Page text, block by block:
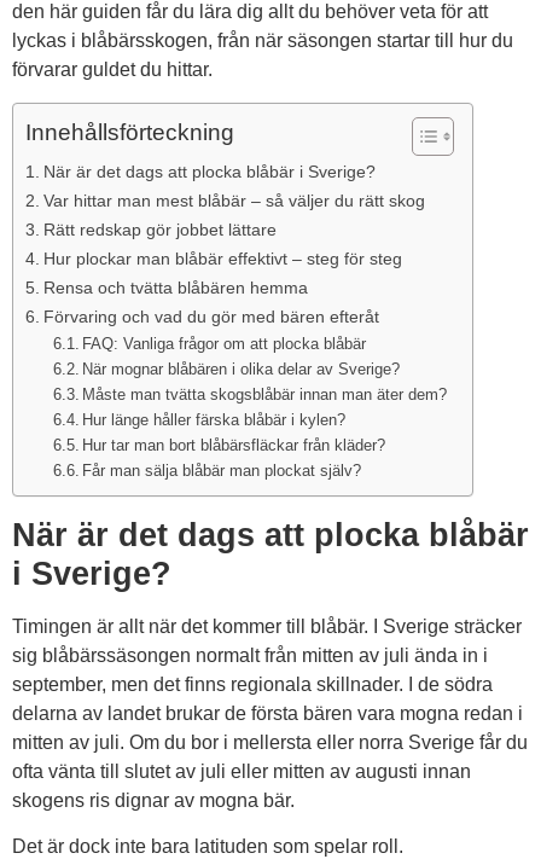
den här guiden får du lära dig allt du behöver veta för att
lyckas i blåbärsskogen, från när säsongen startar till hur du
förvarar guldet du hittar.
Innehållsförteckning
När är det dags att plocka blåbär i Sverige?
Var hittar man mest blåbär – så väljer du rätt skog
Rätt redskap gör jobbet lättare
Hur plockar man blåbär effektivt – steg för steg
Rensa och tvätta blåbären hemma
Förvaring och vad du gör med bären efteråt
FAQ: Vanliga frågor om att plocka blåbär
När mognar blåbären i olika delar av Sverige?
Måste man tvätta skogsblåbär innan man äter dem?
Hur länge håller färska blåbär i kylen?
Hur tar man bort blåbärsfläckar från kläder?
Får man sälja blåbär man plockat själv?
När är det dags att plocka blåbär
i Sverige?
Timingen är allt när det kommer till blåbär. I Sverige sträcker
sig blåbärssäsongen normalt från mitten av juli ända in i
september, men det finns regionala skillnader. I de södra
delarna av landet brukar de första bären vara mogna redan i
mitten av juli. Om du bor i mellersta eller norra Sverige får du
ofta vänta till slutet av juli eller mitten av augusti innan
skogens ris dignar av mogna bär.
Det är dock inte bara latituden som spelar roll.